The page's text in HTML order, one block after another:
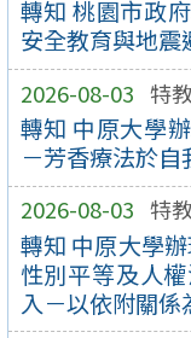
轉知 桃園市政
安全教育與地震
2026-08-03 特
轉知 中原大學
－芳香療法於
2026-08-03 特
轉知 中原大學
性別平等及人
入－以依附關